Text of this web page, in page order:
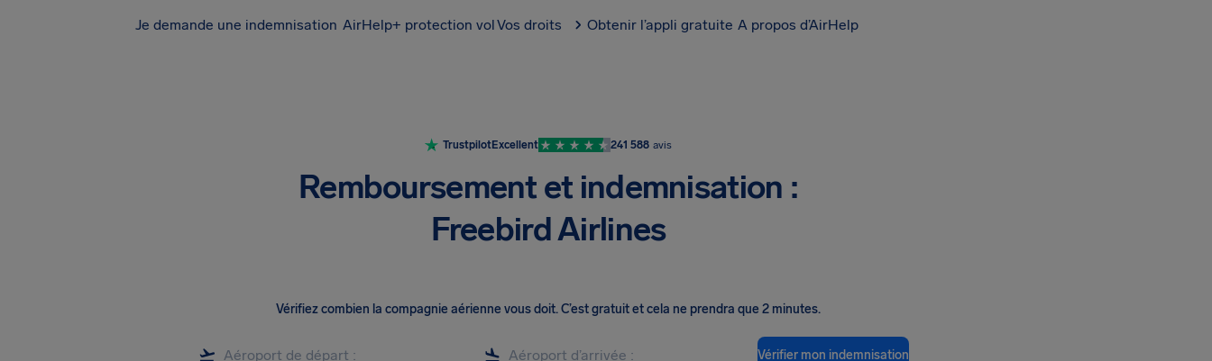
Je demande une indemnisation AirHelp+ protection volVos droits Obtenir l’appli gratuite A propos d’AirHelp
TrustpilotExcellent 241 588 avis
Remboursement et indemnisation :
Freebird Airlines
Vérifiez combien la compagnie aérienne vous doit.C’est gratuit et cela ne prendra que 2 minutes.
Vérifier mon indemnisation